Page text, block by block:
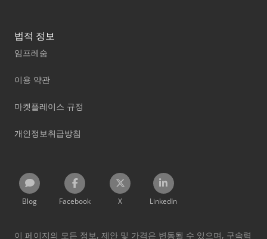
법적 정보
임프레숨
이용 약관
마켓플레이스 규정
개인정보취급방침
Blog Facebook X LinkedIn
이 페이지의 모든 정보, 제안 및 가격은 변동될 수 있으며, 구속력